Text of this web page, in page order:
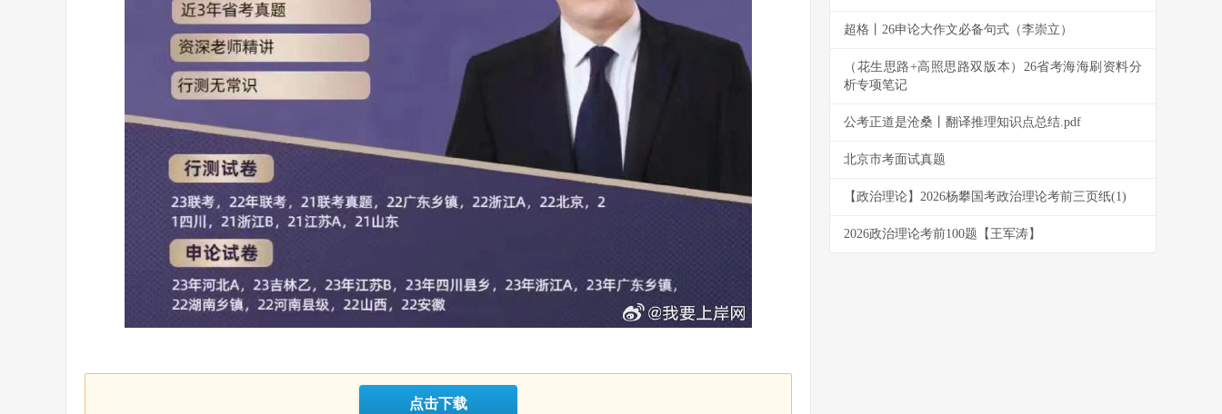
点击下载
超格丨26申论大作文必备句式（李崇立）
（花生思路+高照思路双版本）26省考海海刷资料分
析专项笔记
公考正道是沧桑丨翻译推理知识点总结.pdf
北京市考面试真题
【政治理论】2026杨攀国考政治理论考前三页纸(1)
2026政治理论考前100题【王军涛】